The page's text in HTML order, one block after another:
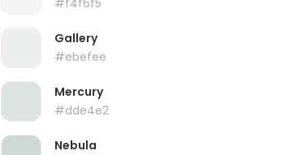
#f4f6f5
Gallery
#ebefee
Mercury
#dde4e2
Nebula